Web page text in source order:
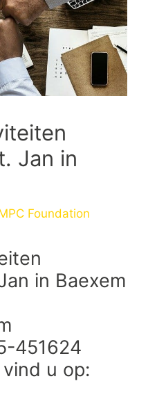
Jan in
Foundation
in Baexem
451624
u op: